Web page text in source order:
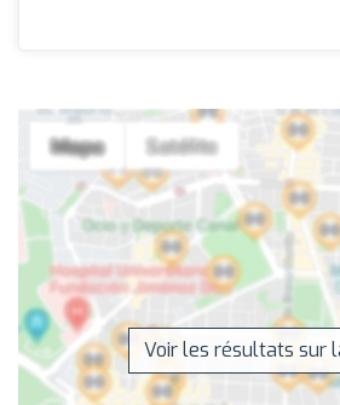
Voir les résultats sur